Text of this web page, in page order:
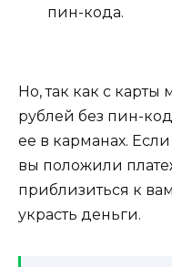
пин-кода.
Но, так как с
рублей без пин-
ее в карманах.
вы положили
приблизиться к
украсть деньги.